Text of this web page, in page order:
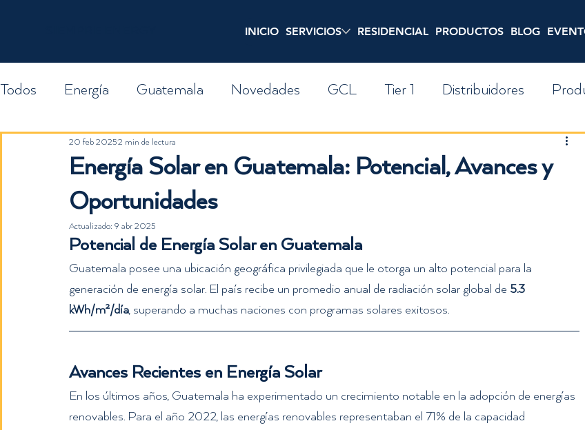
INICIO SERVICIOS RESIDENCIAL PRODUCTOS BLOG
Todos Energía Guatemala Novedades GCL Tier 1 Distribuidores
Finanzas GDR
Energía Solar en Guatemala: Potencial, Avances y
Oportunidades
20 feb 20252 min de lectura
Actualizado: 9 abr 2025
Potencial de Energía Solar en Guatemala
Guatemala posee una ubicación geográfica privilegiada que le otorga un alto potencial para la
generación de energía solar. El país recibe un promedio anual de radiación solar global de 5.3
kWh/m²/día, superando a muchas naciones con programas solares exitosos.
Avances Recientes en Energía Solar
En los últimos años, Guatemala ha experimentado un crecimiento notable en la adopción de energías
renovables. Para el año 2022, las energías renovables representaban el 71% de la capacidad